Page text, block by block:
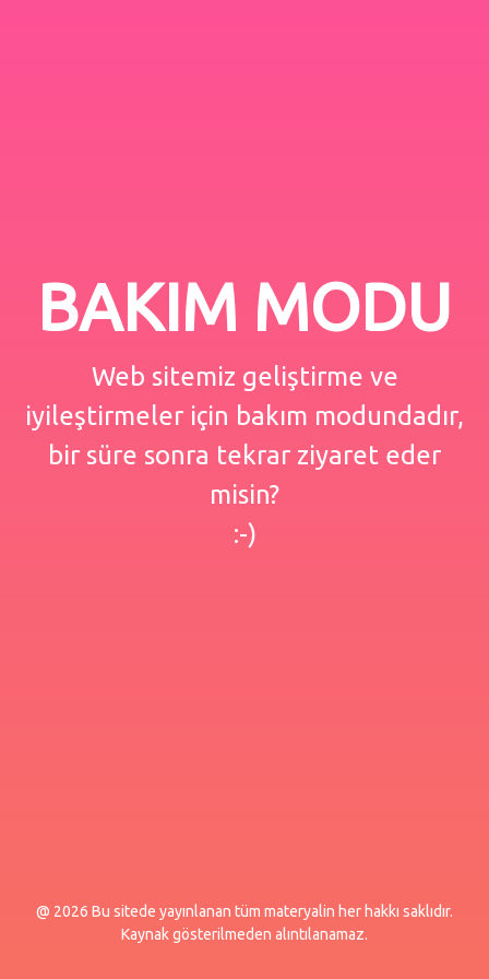
BAKIM MODU
Web sitemiz geliştirme ve
iyileştirmeler için bakım modundadır,
bir süre sonra tekrar ziyaret eder
misin?
:-)
@ 2026 Bu sitede yayınlanan tüm materyalin her hakkı saklıdır.
Kaynak gösterilmeden alıntılanamaz.